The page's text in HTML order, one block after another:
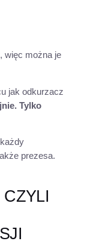
, więc można je
jak odkurzacz
Tylko
prezesa.